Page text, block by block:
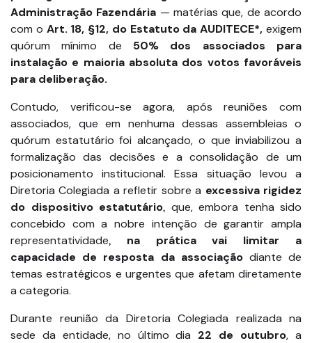
Administração Fazendária — matérias que, de acordo
com o Art. 18, §12, do Estatuto da AUDITECE*, exigem
quórum mínimo de
50% dos associados para
instalação e maioria absoluta dos votos favoráveis
para deliberação.
Contudo, verificou-se agora, após reuniões com
associados, que em nenhuma dessas assembleias o
quórum estatutário foi alcançado, o que inviabilizou a
formalização das decisões e a consolidação de um
posicionamento institucional. Essa situação levou a
Diretoria Colegiada a refletir sobre a excessiva rigidez
do dispositivo estatutário, que, embora tenha sido
concebido com a nobre intenção de garantir ampla
representatividade, na prática vai limitar a
capacidade de resposta da associação diante de
temas estratégicos e urgentes que afetam diretamente
a categoria.
Durante reunião da Diretoria Colegiada realizada na
sede da entidade, no último dia 22 de outubro, a